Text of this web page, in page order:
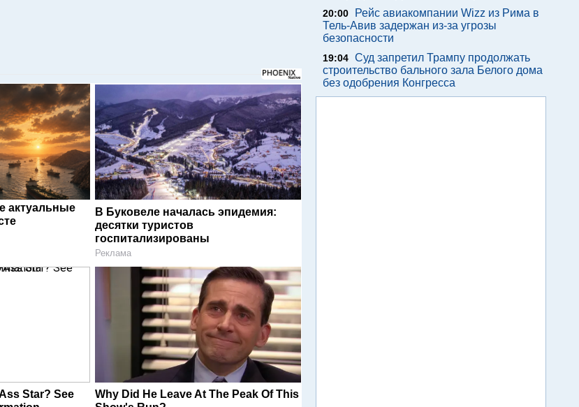
актуальные
В Буковеле началась эпидемия:
десятки туристов
госпитализированы
Реклама
Star? See
Why Did He Leave At The Peak Of This
20:00
Рейс авиакомпании Wizz из Рима в
Тель-Авив задержан из-за угрозы
безопасности
19:04 Суд запретил Трампу продолжать
строительство бального зала Белого дома
без одобрения Конгресса